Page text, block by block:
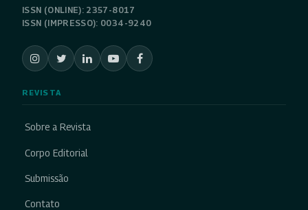
ISSN (ONLINE): 2357-8017
ISSN (IMPRESSO): 0034-9240
REVISTA
Sobre a Revista
Corpo Editorial
Submissão
Contato